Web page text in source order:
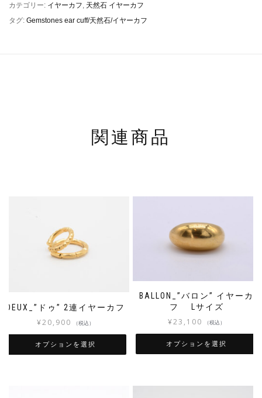
カテゴリー: イヤーカフ 天然石 イヤーカフ
タグ: Gemstones ear cuff/天然石/イヤーカフ
関連商品
DEUX_”ドゥ” 2連イヤーカフ
¥20,900 （税込）
オプションを選択
BALLON_”バロン” イヤーカ
フ Lサイズ
¥23,100 （税込）
オプションを選択